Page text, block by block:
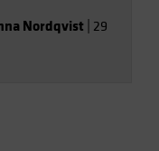
Nordqvist 29